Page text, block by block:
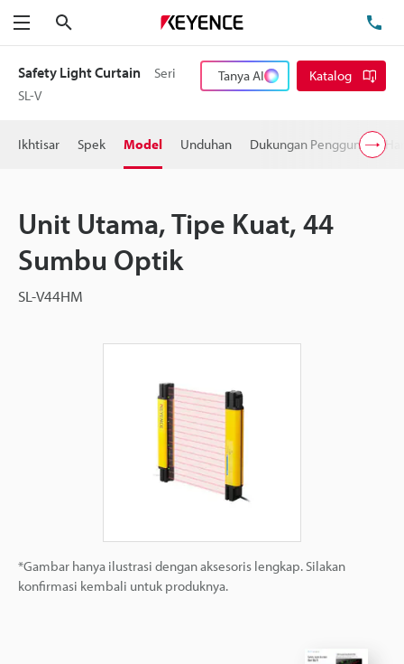
Menu
Safety Light Curtain
Seri
SL-V
Tanya AI Katalog
Ikhtisar Spek Model Unduhan Dukungan Pengguna
Unit Utama, Tipe Kuat, 44
Sumbu Optik
SL-V44HM
*Gambar hanya ilustrasi dengan aksesoris lengkap. Silakan
konfirmasi kembali untuk produknya.